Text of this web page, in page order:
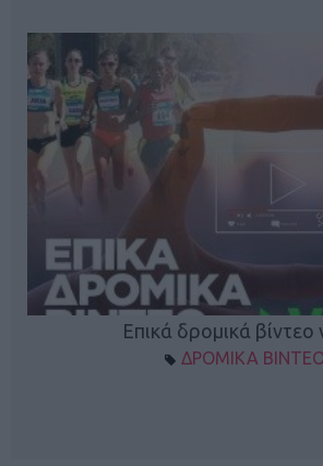
Επικά δρομικά βίντεο
ΔΡΟΜΙΚΑ